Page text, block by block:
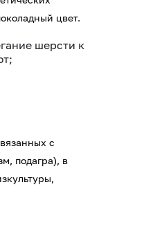
цвет.
шерсти к
с
подагра), в